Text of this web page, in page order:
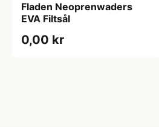
Fladen Neoprenwaders
EVA Filtsål
0,00 kr